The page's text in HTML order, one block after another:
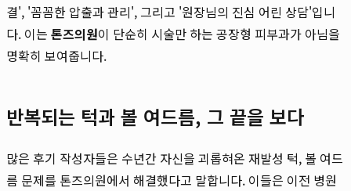
결', '꼼꼼한 압출과 관리', 그리고 '원장님의 진심 어린 상담'입니
다. 이는 톤즈의원이 단순히 시술만 하는 공장형 피부과가 아님을
명확히 보여줍니다.
반복되는 턱과 볼 여드름, 그 끝을 보다
많은 후기 작성자들은 수년간 자신을 괴롭혀온 재발성 턱, 볼 여드
름 문제를 톤즈의원에서 해결했다고 말합니다. 이들은 이전 병원